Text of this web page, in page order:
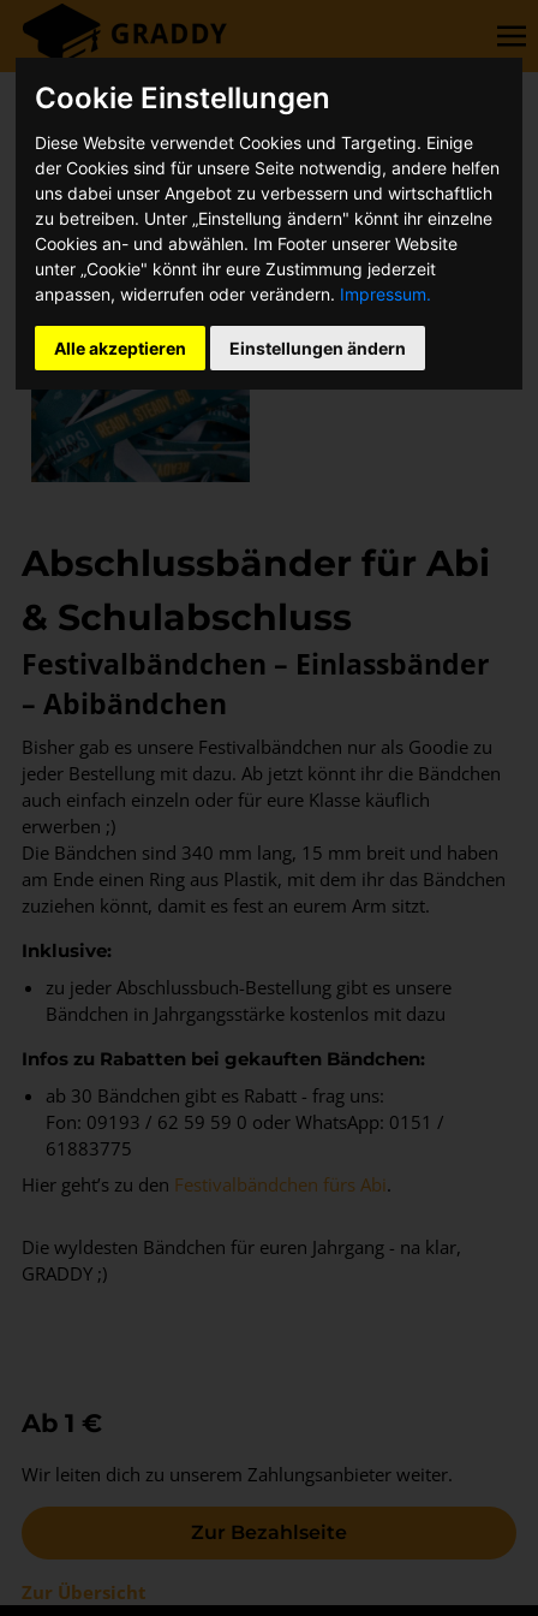
Cookie Einstellungen
Diese Website verwendet Cookies und Targeting. Einige
der Cookies sind für unsere Seite notwendig, andere helfen
uns dabei unser Angebot zu verbessern und wirtschaftlich
zu betreiben. Unter „Einstellung ändern" könnt ihr einzelne
Cookies an- und abwählen. Im Footer unserer Website
unter „Cookie" könnt ihr eure Zustimmung jederzeit
anpassen, widerrufen oder verändern. Impressum.
Alle akzeptieren Einstellungen ändern
Abschlussbänder für Abi
& Schulabschluss
Festivalbändchen – Einlassbänder
– Abibändchen
Bisher gab es unsere Festivalbändchen nur als Goodie zu
jeder Bestellung mit dazu. Ab jetzt könnt ihr die Bändchen
auch einfach einzeln oder für eure Klasse käuflich
erwerben ;)
Die Bändchen sind 340 mm lang, 15 mm breit und haben
am Ende einen Ring aus Plastik, mit dem ihr das Bändchen
zuziehen könnt, damit es fest an eurem Arm sitzt.
Inklusive:
zu jeder Abschlussbuch-Bestellung gibt es unsere
Bändchen in Jahrgangsstärke kostenlos mit dazu
Infos zu Rabatten bei gekauften Bändchen:
ab 30 Bändchen gibt es Rabatt - frag uns:
Fon: 09193 / 62 59 59 0 oder WhatsApp: 0151 /
61883775
Hier geht’s zu den Festivalbändchen fürs Abi.
Die wyldesten Bändchen für euren Jahrgang - na klar,
GRADDY ;)
Ab 1 €
Wir leiten dich zu unserem Zahlungsanbieter weiter.
Zur Bezahlseite
Zur Übersicht